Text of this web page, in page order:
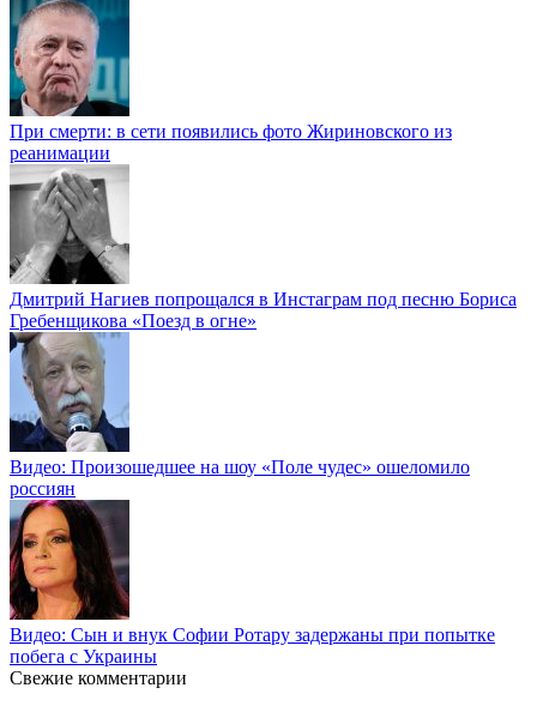
При смерти: в сети появились фото Жириновского из
реанимации
Дмитрий Нагиев попрощался в Инстаграм под песню Бориса
Гребенщикова «Поезд в огне»
Видео: Произошедшее на шоу «Поле чудес» ошеломило
россиян
Видео: Сын и внук Софии Ротару задержаны при попытке
побега с Украины
Свежие комментарии